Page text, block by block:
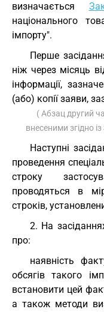
визначається
національного
імпорту".
Перше
ніж через місяць
інформації,
(або) копії заяви,
( Абзац другий
внесеними згідно
Наступні
проведення
строку
проводяться в
строків,
2. На
про:
наявність
обсягів такого
встановити цей
а також методи